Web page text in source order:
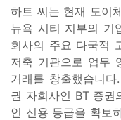
하트 씨는 현재 도이
뉴욕 시티 지부의 기
회사의 주요 다국적
저축 기관으로 업무
거래를 창출했습니
권 자회사인 BT 증권
인 신용 등급을 확보